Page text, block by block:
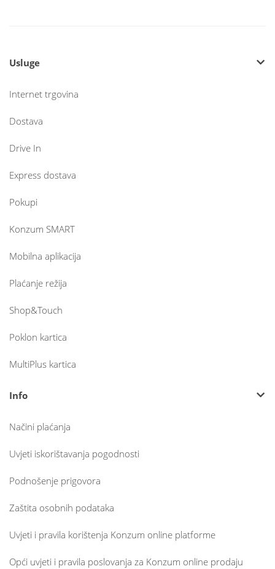
Usluge
Internet trgovina
Dostava
Drive In
Express dostava
Pokupi
Konzum SMART
Mobilna aplikacija
Plaćanje režija
Shop&Touch
Poklon kartica
MultiPlus kartica
Info
Načini plaćanja
Uvjeti iskorištavanja pogodnosti
Podnošenje prigovora
Zaštita osobnih podataka
Uvjeti i pravila korištenja Konzum online platforme
Opći uvjeti i pravila poslovanja za Konzum online prodaju